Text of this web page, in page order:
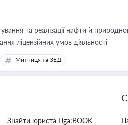
та реалізації нафти й
ліцензійних умов діяльності
Митниця та ЗЕД
Знайти юриста Liga:BOOK